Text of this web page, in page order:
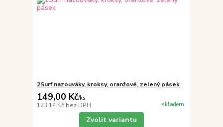
2Surf nazouváky, kroksy, oranžové, zelený pásek
149,00 Kč/ks
123,14 Kč bez DPH skladem
Zvolit variantu